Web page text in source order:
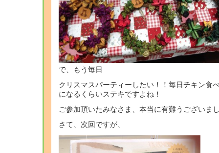
で、もう毎日
クリスマスパーティーしたい！！毎日チキン
になるくらいステキですよね！
ご参加頂いたみなさま、本当に有難うございま
さて、次回ですが、